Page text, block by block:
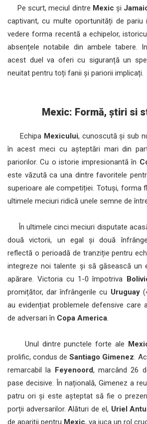
Pe scurt, meciul dintre Mexic și
captivant, cu multe oportunități de pariu
vedere forma recentă a echipelor,
absențele notabile din ambele tabere.
acest duel va oferi cu siguranță un
neuitat pentru toți fanii și pariorii implicați.
Mexic: Formă, știri si
Echipa Mexicului, cunoscută și sub
în acest meci cu așteptări mari din
pariorilor. Cu o istorie impresionantă în
este văzută ca una dintre favoritele
superioare ale competiției. Totuși, forma
ultimele meciuri ridică unele semne de
În ultimele cinci meciuri disputate
două victorii, un egal și două
reflectă o perioadă de tranziție pentru
integreze noi talente și să găsească un
apărare. Victoria cu 1-0 împotriva
promițător, dar înfrângerile cu Uruguay
au evidențiat problemele defensive care
de adversari în Copa America.
Unul dintre punctele forte ale
prolific, condus deSantiago Gimenez.
remarcabil la
Feyenoord, marcând 26
pase decisive. În națională, Gimenez a
patru ori și este așteptat să fie o
porții adversarilor. Alături de el, Uriel